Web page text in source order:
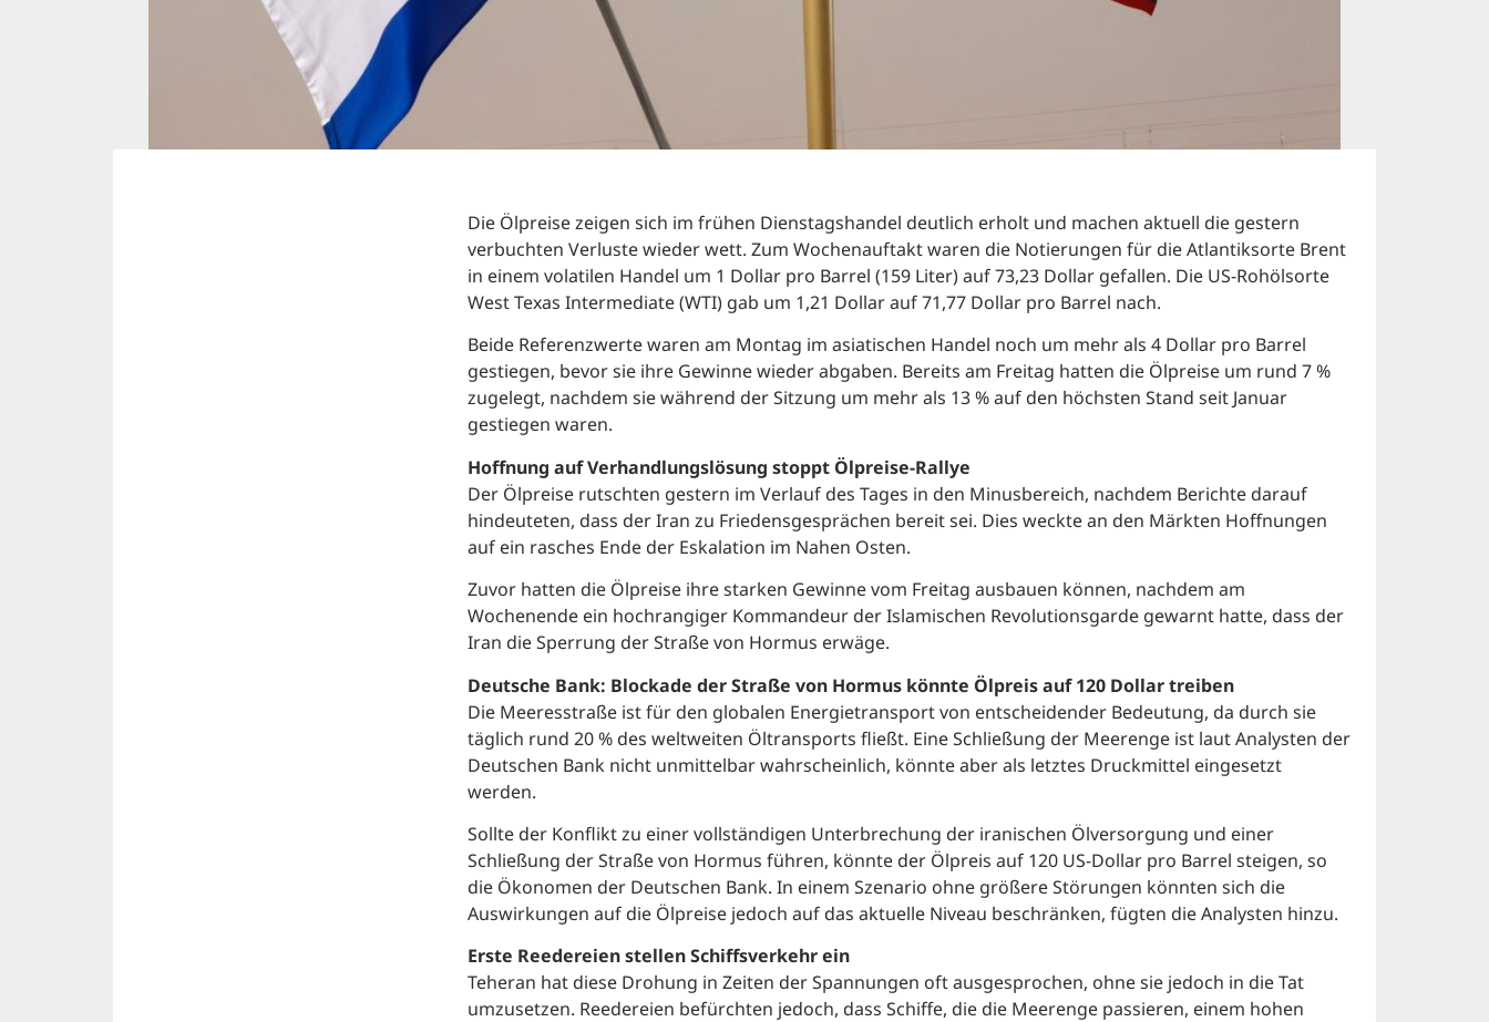
Die Ölpreise zeigen sich im frühen Dienstagshandel deutlich erholt und machen aktuell die gestern
verbuchten Verluste wieder wett. Zum Wochenauftakt waren die Notierungen für die Atlantiksorte Brent
in einem volatilen Handel um 1 Dollar pro Barrel (159 Liter) auf 73,23 Dollar gefallen. Die US-Rohölsorte
West Texas Intermediate (WTI) gab um 1,21 Dollar auf 71,77 Dollar pro Barrel nach.
Beide Referenzwerte waren am Montag im asiatischen Handel noch um mehr als 4 Dollar pro Barrel
gestiegen, bevor sie ihre Gewinne wieder abgaben. Bereits am Freitag hatten die Ölpreise um rund 7 %
zugelegt, nachdem sie während der Sitzung um mehr als 13 % auf den höchsten Stand seit Januar
gestiegen waren.
Hoffnung auf Verhandlungslösung stoppt Ölpreise-Rallye
Der Ölpreise rutschten gestern im Verlauf des Tages in den Minusbereich, nachdem Berichte darauf
hindeuteten, dass der Iran zu Friedensgesprächen bereit sei. Dies weckte an den Märkten Hoffnungen
auf ein rasches Ende der Eskalation im Nahen Osten.
Zuvor hatten die Ölpreise ihre starken Gewinne vom Freitag ausbauen können, nachdem am
Wochenende ein hochrangiger Kommandeur der Islamischen Revolutionsgarde gewarnt hatte, dass der
Iran die Sperrung der Straße von Hormus erwäge.
Deutsche Bank: Blockade der Straße von Hormus könnte Ölpreis auf 120 Dollar treiben
Die Meeresstraße ist für den globalen Energietransport von entscheidender Bedeutung, da durch sie
täglich rund 20 % des weltweiten Öltransports fließt. Eine Schließung der Meerenge ist laut Analysten der
Deutschen Bank nicht unmittelbar wahrscheinlich, könnte aber als letztes Druckmittel eingesetzt
werden.
Sollte der Konflikt zu einer vollständigen Unterbrechung der iranischen Ölversorgung und einer
Schließung der Straße von Hormus führen, könnte der Ölpreis auf 120 US-Dollar pro Barrel steigen, so
die Ökonomen der Deutschen Bank. In einem Szenario ohne größere Störungen könnten sich die
Auswirkungen auf die Ölpreise jedoch auf das aktuelle Niveau beschränken, fügten die Analysten hinzu.
Erste Reedereien stellen Schiffsverkehr ein
Teheran hat diese Drohung in Zeiten der Spannungen oft ausgesprochen, ohne sie jedoch in die Tat
umzusetzen. Reedereien befürchten jedoch, dass Schiffe, die die Meerenge passieren, einem hohen